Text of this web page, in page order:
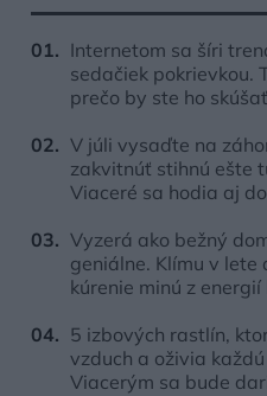
Internetom sa šíri
sedačiek pokrievkou.
prečo by ste ho
V júli vysaďte na
zakvitnúť stihnú ešte
Viaceré sa hodia aj
Vyzerá ako bežný
geniálne. Klímu v lete
kúrenie minú z
5 izbových rastlín,
vzduch a oživia
Viacerým sa bude